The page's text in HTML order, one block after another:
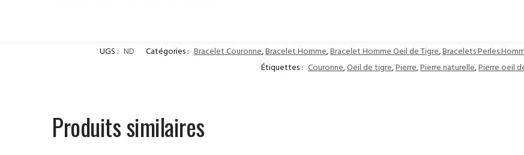
UGS : ND Catégories : Bracelet Couronne,Bracelet Homme,Bracelet Homme Oeil de Tigre,Bracelets Perles
Étiquettes : Couronne,Oeil de tigre,Pierre,Pierre naturelle,Pierre oeil
Produits similaires